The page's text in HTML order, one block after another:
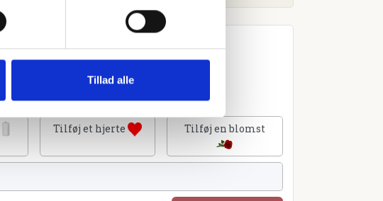
Tillad alle
Tilføj et hjerte Tilføj en blomst